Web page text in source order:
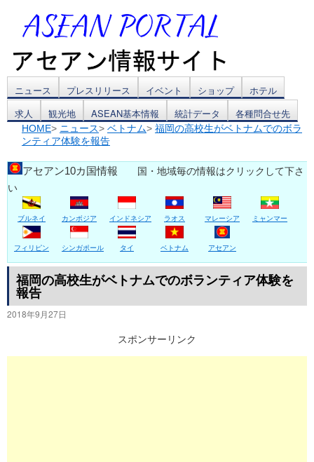
コ
ン
ン
ツ
へ
ス
キ
ッ
ニュース プレスリリース イベント ショップ
ホテル
求人
観光地 ASEAN基本情報 統計データ 各種問合せ先
HOME> ニュース> ベトナム> 福岡の高校生がベトナムでのボラ
ンティア体験を報告
アセアン10カ国情報 国・地域毎の情報はクリックして下さ
い
ブルネイ カンボジア インドネシア ラオス マレーシア ミャンマー
フィリピン シンガポール タイ ベトナム アセアン
福岡の高校生がベトナムでのボランティア体験を
報告
2018年9月27日
スポンサーリンク